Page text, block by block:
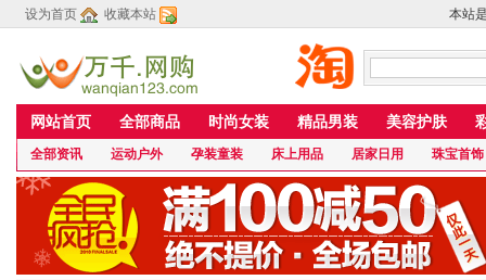
设为首页 收藏本站 本站
网站首页 全部商品 时尚女装 精品男装 美容护肤
全部资讯 运动户外 孕装童装 床上用品 居家日用 珠宝首饰